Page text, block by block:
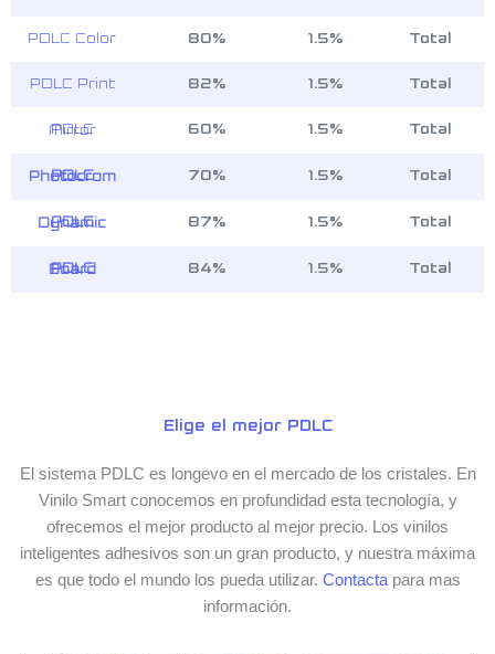
PDLC Color 80% 1.5% Total
PDLC Print 82% 1.5% Total
PDLC Mirror 60% 1.5% Total
PDLC Photocrom 70% 1.5% Total
PDLC Dynamic 87% 1.5% Total
PDLC Board 84% 1.5% Total
Elige el mejor PDLC
El sistema PDLC es longevo en el mercado de los cristales. En
Vinilo Smart conocemos en profundidad esta tecnología, y
ofrecemos el mejor producto al mejor precio. Los vinilos
inteligentes adhesivos son un gran producto, y nuestra máxima
es que todo el mundo los pueda utilizar. Contactapara mas
información.